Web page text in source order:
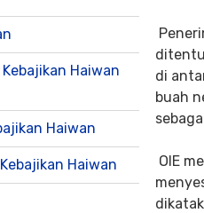
Haiwan
Haiwan
Haiwan
di
buah
OIE